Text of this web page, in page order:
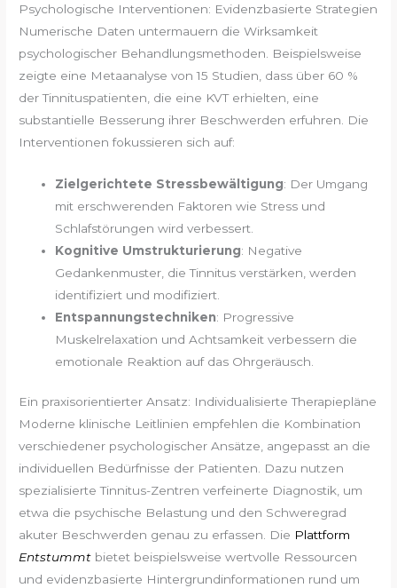
Psychologische Interventionen: Evidenzbasierte Strategien
Numerische Daten untermauern die Wirksamkeit
psychologischer Behandlungsmethoden. Beispielsweise
zeigte eine Metaanalyse von 15 Studien, dass über 60 %
der Tinnituspatienten, die eine KVT erhielten, eine
substantielle Besserung ihrer Beschwerden erfuhren. Die
Interventionen fokussieren sich auf:
Zielgerichtete Stressbewältigung: Der Umgang
mit erschwerenden Faktoren wie Stress und
Schlafstörungen wird verbessert.
Kognitive Umstrukturierung: Negative
Gedankenmuster, die Tinnitus verstärken, werden
identifiziert und modifiziert.
Entspannungstechniken: Progressive
Muskelrelaxation und Achtsamkeit verbessern die
emotionale Reaktion auf das Ohrgeräusch.
Ein praxisorientierter Ansatz: Individualisierte Therapiepläne
Moderne klinische Leitlinien empfehlen die Kombination
verschiedener psychologischer Ansätze, angepasst an die
individuellen Bedürfnisse der Patienten. Dazu nutzen
spezialisierte Tinnitus-Zentren verfeinerte Diagnostik, um
etwa die psychische Belastung und den Schweregrad
akuter Beschwerden genau zu erfassen. Die Plattform
Entstummt bietet beispielsweise wertvolle Ressourcen
und evidenzbasierte Hintergrundinformationen rund um